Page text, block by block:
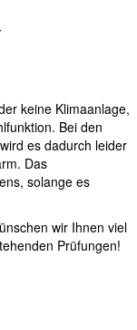
keine Klimaanlage,
Bei den
es dadurch leider
Das
solange es
wir Ihnen viel
Prüfungen!